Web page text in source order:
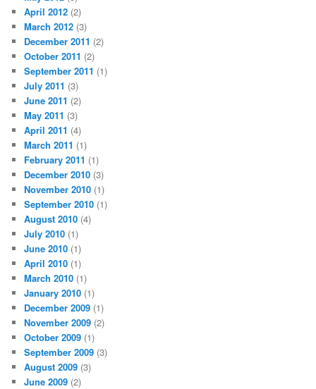
April 2012 (2)
March 2012 (3)
December 2011 (2)
October 2011 (2)
September 2011 (1)
July 2011 (3)
June 2011 (2)
May 2011 (3)
April 2011 (4)
March 2011 (1)
February 2011 (1)
December 2010 (3)
November 2010 (1)
September 2010 (1)
August 2010 (4)
July 2010 (1)
June 2010 (1)
April 2010 (1)
March 2010 (1)
January 2010 (1)
December 2009 (1)
November 2009 (2)
October 2009 (1)
September 2009 (3)
August 2009 (3)
June 2009 (2)